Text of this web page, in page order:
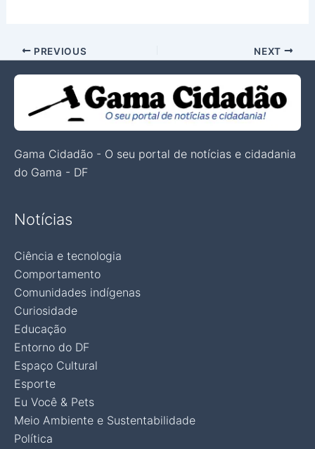
PREVIOUS NEXT
Gama Cidadão - O seu portal de notícias e cidadania
do Gama - DF
Notícias
Ciência e tecnologia
Comportamento
Comunidades indígenas
Curiosidade
Educação
Entorno do DF
Espaço Cultural
Esporte
Eu Você & Pets
Meio Ambiente e Sustentabilidade
Política